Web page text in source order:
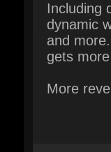
gets
More